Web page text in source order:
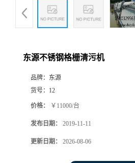
东源不锈钢格栅清污机
品牌： 东源
货号： 12
价格： ￥11000/台
发布日期： 2019-11-11
更新日期： 2026-08-06